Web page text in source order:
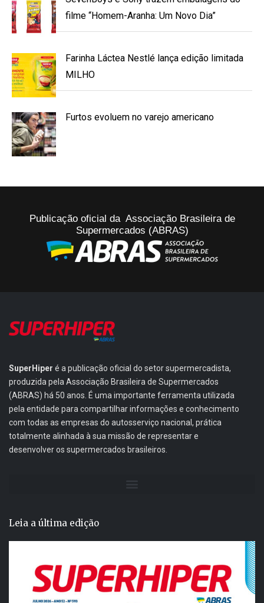
filme “Homem-Aranha: Um Novo Dia”
Farinha Láctea Nestlé lança edição limitada
MILHO
Furtos evoluem no varejo americano
Publicação oficial da Associação Brasileira de
Supermercados (ABRAS)
SuperHiper é a publicação oficial do setor supermercadista,
produzida pela Associação Brasileira de Supermercados
(ABRAS) há 50 anos. É uma importante ferramenta utilizada
pela entidade para compartilhar informações e conhecimento
com todas as empresas do autosserviço nacional, prática
totalmente alinhada à sua missão de representar e
desenvolver os supermercados brasileiros.
Leia a última edição